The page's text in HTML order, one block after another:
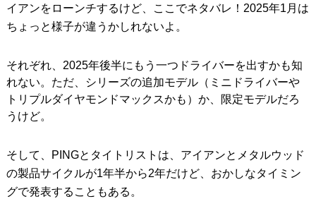
イアンをローンチするけど、ここでネタバレ！2025年1月は
ちょっと様子が違うかしれないよ。
それぞれ、2025年後半にもう一つドライバーを出すかも知
れない。ただ、シリーズの追加モデル（ミニドライバーや
トリプルダイヤモンドマックスかも）か、限定モデルだろ
うけど。
そして、PINGとタイトリストは、アイアンとメタルウッド
の製品サイクルが1年半から2年だけど、おかしなタイミン
グで発表することもある。